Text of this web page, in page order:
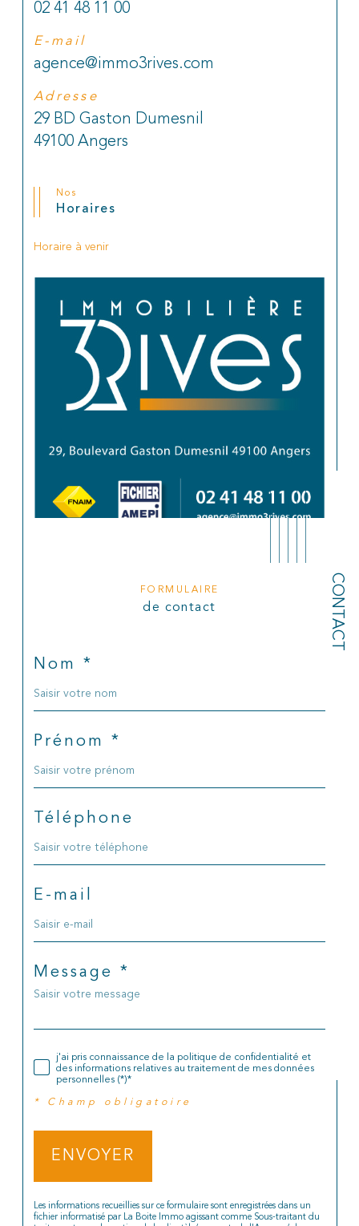
CONTACT
02 41 48 11 00
E-mail
agence@immo3rives.com
Adresse
29 BD Gaston Dumesnil
49100 Angers
Nos
Horaires
Horaire à venir
FORMULAIRE
de contact
Nom *
Prénom *
Téléphone
E-mail
Message *
j'ai pris connaissance de la politique de confidentialité et
des informations relatives au traitement de mes données
personnelles (*)*
* Champ obligatoire
ENVOYER
Les informations recueillies sur ce formulaire sont enregistrées dans un
fichier informatisé par La Boite Immo agissant comme Sous-traitant du